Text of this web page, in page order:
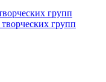
групп
групп